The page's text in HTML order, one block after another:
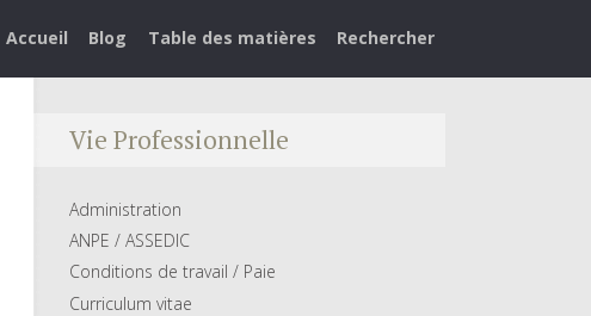
Accueil Blog Table des matières Rechercher
Vie Professionnelle
Administration
ANPE / ASSEDIC
Conditions de travail / Paie
Curriculum vitae